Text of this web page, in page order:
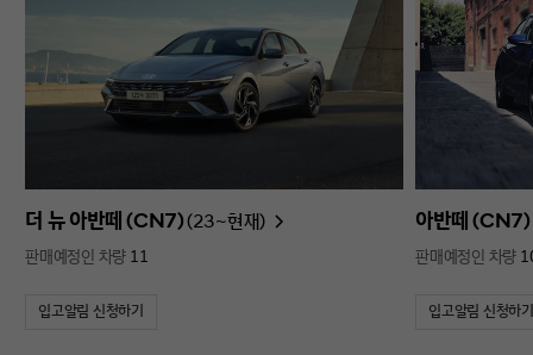
더 뉴 아반떼 (CN7)(23~현재)
판매예정인 차량 11
입고알림 신청하기
아반떼 (CN7)
판매예정인 차량
입고알림 신청하기